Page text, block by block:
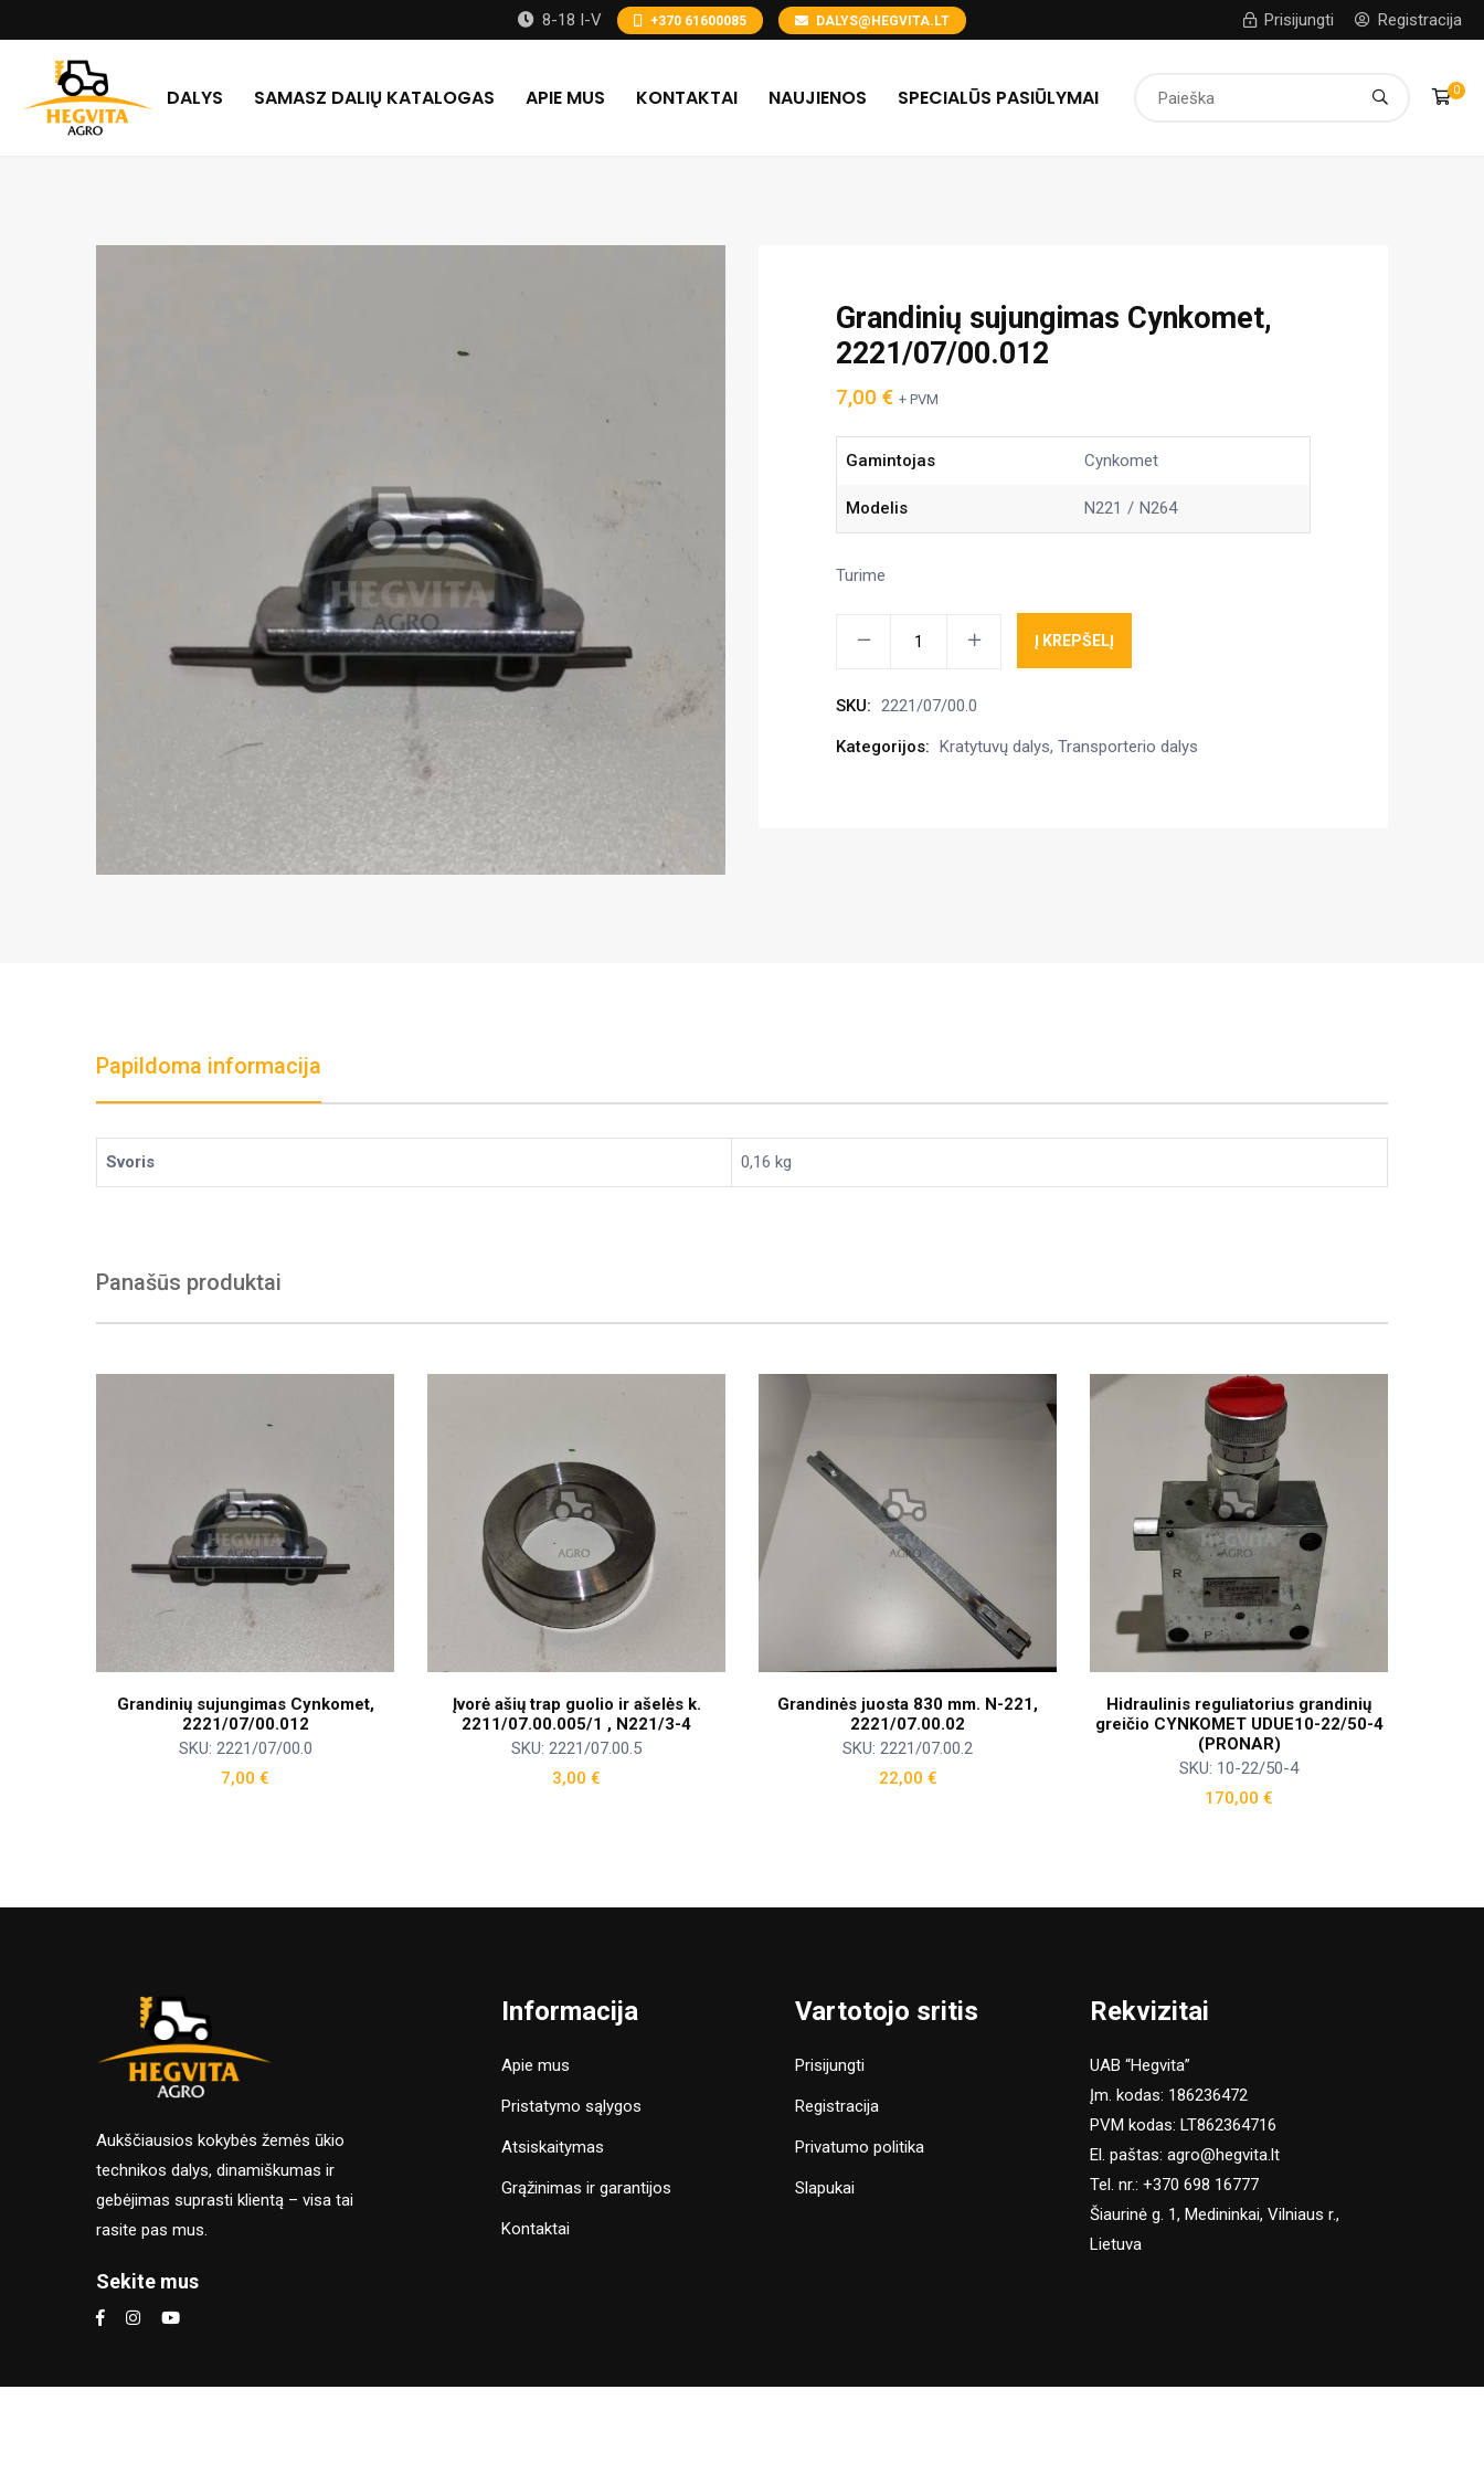
8-18 I-V +370 61600085 DALYS@HEGVITA.LT Prisijungti Registracija
DALYS SAMASZ DALIŲ KATALOGAS APIE MUS KONTAKTAI NAUJIENOS SPECIALŪS PASIŪLYMAI 0
Grandinių sujungimas Cynkomet,
2221/07/00.012
7,00 € + PVM
Gamintojas Cynkomet
Modelis N221 N264
Turime
2221/07/00.012
kiekis
Į KREPŠELĮ
SKU: 2221/07/00.0
Kategorijos: Kratytuvų dalys, Transporterio dalys
Papildoma informacija
Svoris 0,16 kg
Panašūs produktai
Grandinių sujungimas Cynkomet,
2221/07/00.012
SKU: 2221/07/00.0
7,00 €
Įvorė ašių trap guolio ir ašelės k.
2211/07.00.005/1 , N221/3-4
SKU: 2221/07.00.5
3,00 €
Grandinės juosta 830 mm. N-221,
2221/07.00.02
SKU: 2221/07.00.2
22,00 €
Hidraulinis reguliatorius grandinių
greičio CYNKOMET UDUE10-22/50-4
(PRONAR)
SKU: 10-22/50-4
170,00 €
Aukščiausios kokybės žemės ūkio
technikos dalys, dinamiškumas ir
gebėjimas suprasti klientą – visa tai
rasite pas mus.
Sekite mus
Informacija
Apie mus
Pristatymo sąlygos
Atsiskaitymas
Grąžinimas ir garantijos
Kontaktai
Vartotojo sritis
Prisijungti
Registracija
Privatumo politika
Slapukai
Rekvizitai
UAB “Hegvita”
Įm. kodas: 186236472
PVM kodas: LT862364716
El. paštas: agro@hegvita.lt
Tel. nr.: +370 698 16777
Šiaurinė g. 1, Medininkai, Vilniaus r.,
Lietuva